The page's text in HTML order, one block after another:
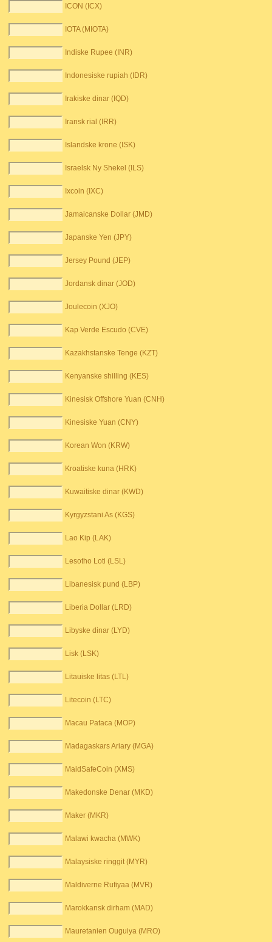
ICON (ICX)
IOTA (MIOTA)
Indiske Rupee (INR)
Indonesiske rupiah (IDR)
Irakiske dinar (IQD)
Iransk rial (IRR)
Islandske krone (ISK)
Israelsk Ny Shekel (ILS)
Ixcoin (IXC)
Jamaicanske Dollar (JMD)
Japanske Yen (JPY)
Jersey Pound (JEP)
Jordansk dinar (JOD)
Joulecoin (XJO)
Kap Verde Escudo (CVE)
Kazakhstanske Tenge (KZT)
Kenyanske shilling (KES)
Kinesisk Offshore Yuan (CNH)
Kinesiske Yuan (CNY)
Korean Won (KRW)
Kroatiske kuna (HRK)
Kuwaitiske dinar (KWD)
Kyrgyzstani As (KGS)
Lao Kip (LAK)
Lesotho Loti (LSL)
Libanesisk pund (LBP)
Liberia Dollar (LRD)
Libyske dinar (LYD)
Lisk (LSK)
Litauiske litas (LTL)
Litecoin (LTC)
Macau Pataca (MOP)
Madagaskars Ariary (MGA)
MaidSafeCoin (XMS)
Makedonske Denar (MKD)
Maker (MKR)
Malawi kwacha (MWK)
Malaysiske ringgit (MYR)
Maldiverne Rufiyaa (MVR)
Marokkansk dirham (MAD)
Mauretanien Ouguiya (MRO)